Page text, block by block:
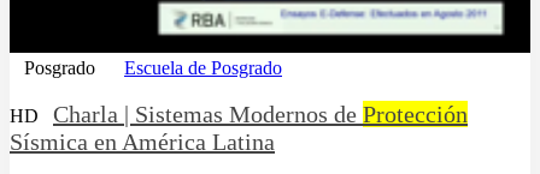
Posgrado Escuela de Posgrado
HD Charla | Sistemas Modernos de Protección
Sísmica en América Latina